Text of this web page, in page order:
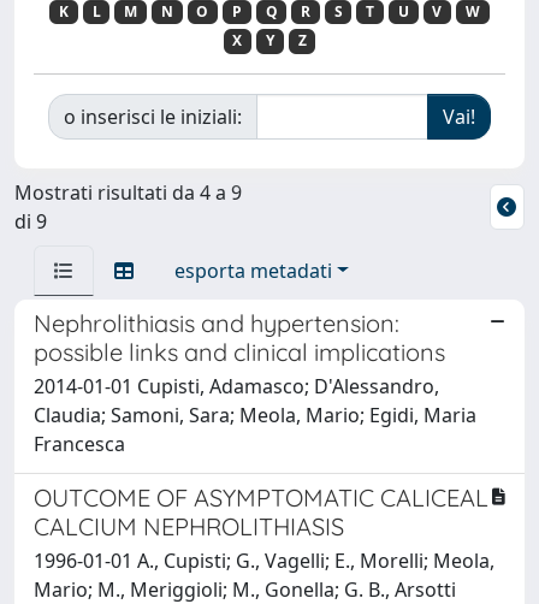
K
L M N O P Q R S T U V
W
X
Y Z
o inserisci le iniziali:
Mostrati risultati da 4 a 9
di 9
esporta metadati
Nephrolithiasis and hypertension:
possible links and clinical implications
2014-01-01 Cupisti, Adamasco; D'Alessandro,
Claudia; Samoni, Sara; Meola, Mario; Egidi, Maria
Francesca
OUTCOME OF ASYMPTOMATIC CALICEAL
CALCIUM NEPHROLITHIASIS
1996-01-01 A., Cupisti; G., Vagelli; E., Morelli; Meola,
Mario; M., Meriggioli; M., Gonella; G. B., Arsotti